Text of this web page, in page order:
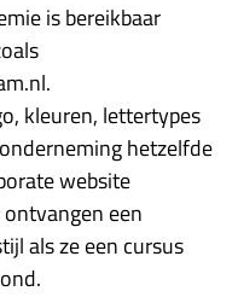
is bereikbaar
kleuren, lettertypes
hetzelfde
website
een
als ze een cursus